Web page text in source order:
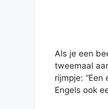
Als je een
tweemaal
rijmpje:
Engels ook